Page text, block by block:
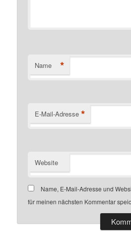
Name *
E-Mail-Adresse *
Website
Name, E-Mail-Adresse und
für meinen nächsten Kommentar